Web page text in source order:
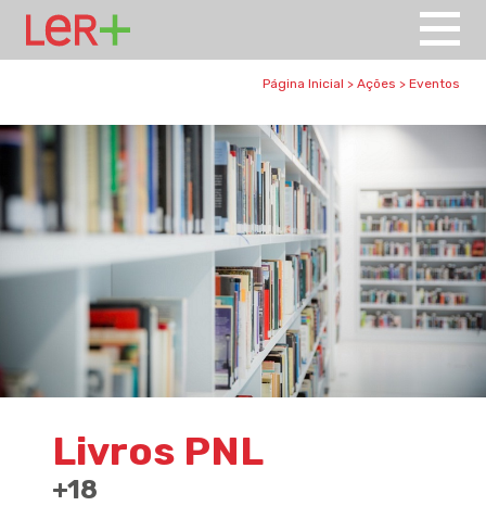
Página Inicial > Ações > Eventos
Livros PNL
+18